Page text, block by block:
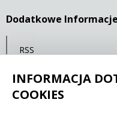
Dodatkowe Informacje
RSS
Statystyki oglądalności
INFORMACJA
COOKIES